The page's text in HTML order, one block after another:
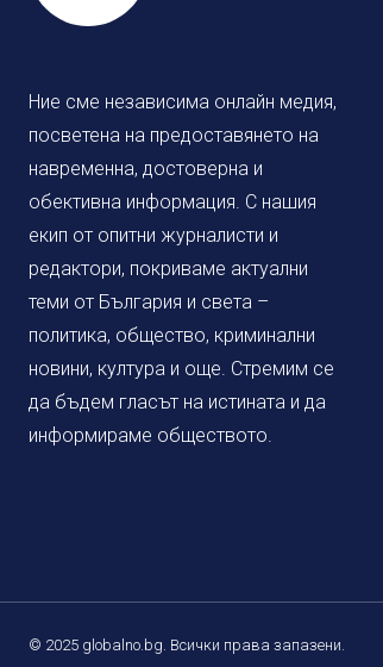
Ние сме независима онлайн медия,
посветена на предоставянето на
навременна, достоверна и
обективна информация. С нашия
екип от опитни журналисти и
редактори, покриваме актуални
теми от България и света –
политика, общество, криминални
новини, култура и още. Стремим се
да бъдем гласът на истината и да
информираме обществото.
© 2025 globalno.bg. Всички права запазени.